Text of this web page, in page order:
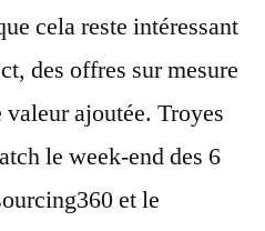
cela reste intéressant
des offres sur mesure
ajoutée. Troyes
le week-end des 6
et le